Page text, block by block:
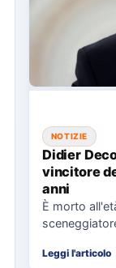
NOTIZIE
Didier
vincitore
anni
È morto
Leggi l'articolo